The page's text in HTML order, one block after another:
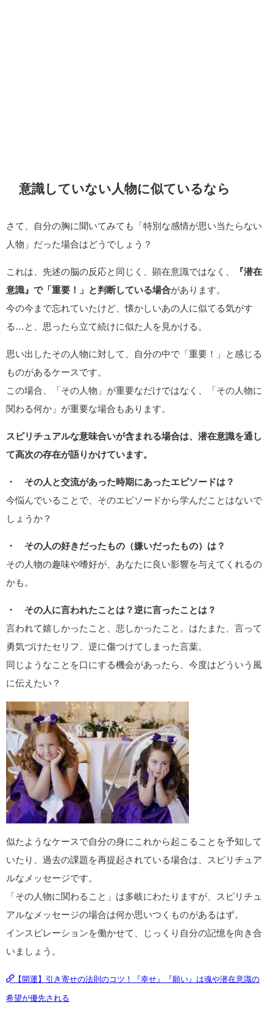
意識していない人物に似ているなら
さて、自分の胸に聞いてみても「特別な感情が思い当たらない
人物」だった場合はどうでしょう？
これは、先述の脳の反応と同じく、顕在意識ではなく、
『潜在
意識』で「重要！」と判断している場合があります。
今の今まで忘れていたけど、懐かしいあの人に似てる気がす
る…と、思ったら立て続けに似た人を見かける。
思い出したその人物に対して、自分の中で「重要！」と感じる
ものがあるケースです。
この場合、「その人物」が重要なだけではなく、「その人物に
関わる何か」が重要な場合もあります。
スピリチュアルな意味合いが含まれる場合は、潜在意識を通し
て高次の存在が語りかけています。
・ その人と交流があった時期にあったエピソードは？
今悩んでいることで、そのエピソードから学んだことはないで
しょうか？
・ その人の好きだったもの（嫌いだったもの）は？
その人物の趣味や嗜好が、あなたに良い影響を与えてくれるの
かも。
・ その人に言われたことは？逆に言ったことは？
言われて嬉しかったこと、悲しかったこと。はたまた、言って
勇気づけたセリフ、逆に傷つけてしまった言葉。
同じようなことを口にする機会があったら、今度はどういう風
に伝えたい？
似たようなケースで自分の身にこれから起こることを予知して
いたり、過去の課題を再提起されている場合は、スピリチュア
ルなメッセージです。
「その人物に関わること」は多岐にわたりますが、スピリチュ
アルなメッセージの場合は何か思いつくものがあるはず。
インスピレーションを働かせて、じっくり自分の記憶を向き合
いましょう。
【開運】引き寄せの法則のコツ！『幸せ』『願い』は魂や潜在意識の
希望が優先される